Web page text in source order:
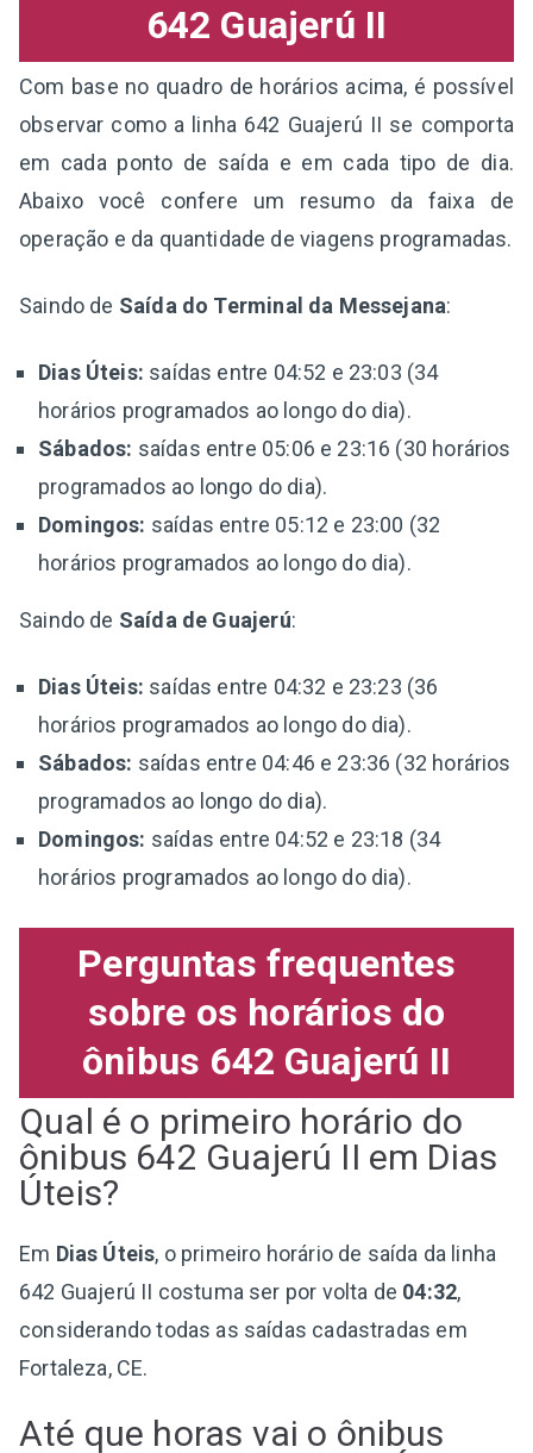
642 Guajerú II
Com base no quadro de horários acima, é possível
observar como a linha 642 Guajerú II se comporta
em cada ponto de saída e em cada tipo de dia.
Abaixo você confere um resumo da faixa de
operação e da quantidade de viagens programadas.
Saindo de Saída do Terminal da Messejana:
Dias Úteis: saídas entre 04:52 e 23:03 (34
horários programados ao longo do dia).
Sábados: saídas entre 05:06 e 23:16 (30 horários
programados ao longo do dia).
Domingos: saídas entre 05:12 e 23:00 (32
horários programados ao longo do dia).
Saindo de Saída de Guajerú:
Dias Úteis: saídas entre 04:32 e 23:23 (36
horários programados ao longo do dia).
Sábados: saídas entre 04:46 e 23:36 (32 horários
programados ao longo do dia).
Domingos: saídas entre 04:52 e 23:18 (34
horários programados ao longo do dia).
Perguntas frequentes
sobre os horários do
ônibus 642 Guajerú II
Qual é o primeiro horário do
ônibus 642 Guajerú II em Dias
Úteis?
Em Dias Úteis, o primeiro horário de saída da linha
642 Guajerú II costuma ser por volta de 04:32,
considerando todas as saídas cadastradas em
Fortaleza, CE.
Até que horas vai o ônibus